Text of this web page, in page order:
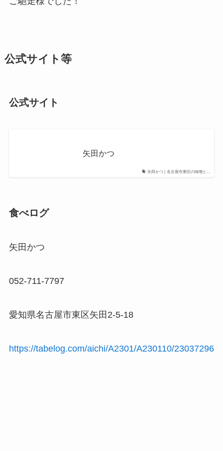
公式サイト等
公式サイト
矢田かつ | 名古屋市東区の味噌と...
矢田かつ
食べログ
矢田かつ
052-711-7797
愛知県名古屋市東区矢田2-5-18
https://tabelog.com/aichi/A2301/A230110/23037296